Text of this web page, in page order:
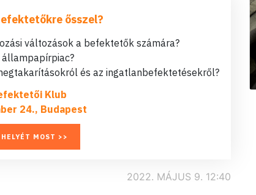
ősszel?
változások a befektetők számára?
és az ingatlanbefektetésekről?
Klub
24., Budapest
MOST >>
2022. MÁJUS 9. 12:40